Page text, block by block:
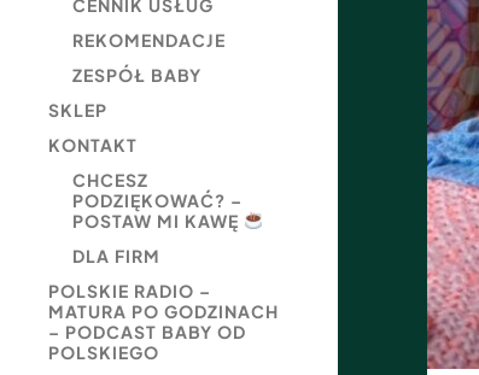
CENNIK USŁUG
REKOMENDACJE
ZESPÓŁ BABY
SKLEP
KONTAKT
CHCESZ
PODZIĘKOWAĆ? –
POSTAW MI KAWĘ
DLA FIRM
POLSKIE RADIO –
MATURA PO GODZINACH
– PODCAST BABY OD
POLSKIEGO